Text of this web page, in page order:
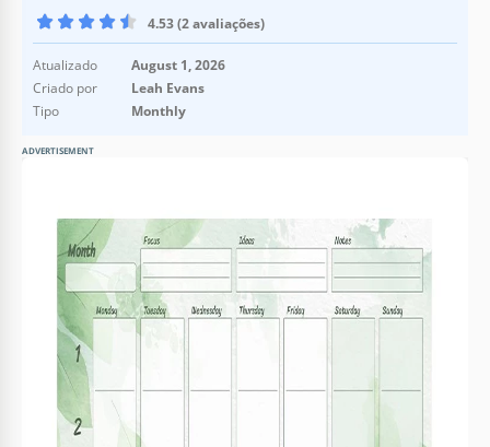
4.53 (2 avaliações)
Atualizado
August 1, 2026
Criado por
Leah Evans
Tipo
Monthly
ADVERTISEMENT